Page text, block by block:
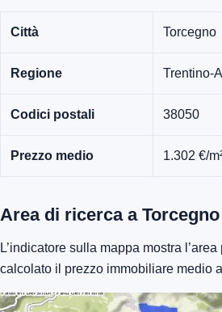
Città Torcegno
Regione Trentino-
Codici postali 38050
Prezzo medio 1.302 €/
Area di ricerca a Torcegno
L’indicatore sulla mappa mostra
calcolato il prezzo immobiliare medio